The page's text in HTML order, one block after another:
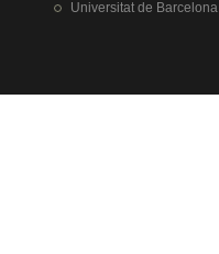
Universitat de Barcelona